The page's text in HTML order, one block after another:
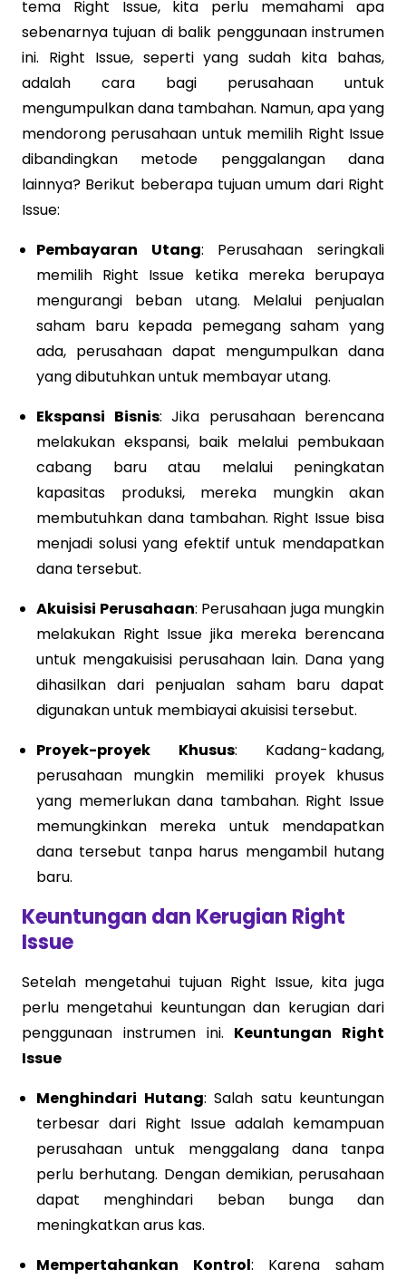
tema Right Issue, kita perlu memahami apa
sebenarnya tujuan di balik penggunaan instrumen
ini. Right Issue, seperti yang sudah kita bahas,
adalah cara bagi perusahaan untuk
mengumpulkan dana tambahan. Namun, apa yang
mendorong perusahaan untuk memilih Right Issue
dibandingkan metode penggalangan dana
lainnya? Berikut beberapa tujuan umum dari Right
Issue:
Pembayaran Utang: Perusahaan seringkali
memilih Right Issue ketika mereka berupaya
mengurangi beban utang. Melalui penjualan
saham baru kepada pemegang saham yang
ada, perusahaan dapat mengumpulkan dana
yang dibutuhkan untuk membayar utang.
Ekspansi Bisnis: Jika perusahaan berencana
melakukan ekspansi, baik melalui pembukaan
cabang baru atau melalui peningkatan
kapasitas produksi, mereka mungkin akan
membutuhkan dana tambahan. Right Issue bisa
menjadi solusi yang efektif untuk mendapatkan
dana tersebut.
Akuisisi Perusahaan: Perusahaan juga mungkin
melakukan Right Issue jika mereka berencana
untuk mengakuisisi perusahaan lain. Dana yang
dihasilkan dari penjualan saham baru dapat
digunakan untuk membiayai akuisisi tersebut.
Proyek-proyek Khusus: Kadang-kadang,
perusahaan mungkin memiliki proyek khusus
yang memerlukan dana tambahan. Right Issue
memungkinkan mereka untuk mendapatkan
dana tersebut tanpa harus mengambil hutang
baru.
Keuntungan dan Kerugian Right
Issue
Setelah mengetahui tujuan Right Issue, kita juga
perlu mengetahui keuntungan dan kerugian dari
penggunaan instrumen ini. Keuntungan Right
Issue
Menghindari Hutang: Salah satu keuntungan
terbesar dari Right Issue adalah kemampuan
perusahaan untuk menggalang dana tanpa
perlu berhutang. Dengan demikian, perusahaan
dapat menghindari beban bunga dan
meningkatkan arus kas.
Mempertahankan Kontrol: Karena saham